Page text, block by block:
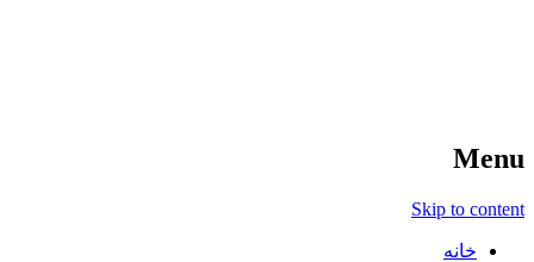
Menu
Skip to content
خانه